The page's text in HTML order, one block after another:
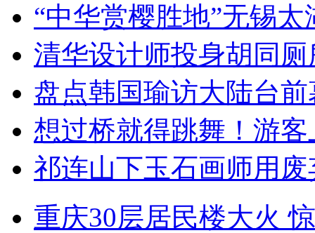
“中华赏樱胜地”无锡
清华设计师投身胡同
盘点韩国瑜访大陆台
想过桥就得跳舞！游客
祁连山下玉石画师用
重庆30层居民楼大火